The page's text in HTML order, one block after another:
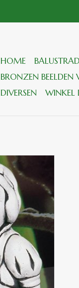
HOME
BRONZEN BEELDEN
DIVERSEN
WINKEL